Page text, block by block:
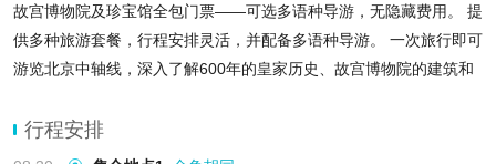
故宫博物院及珍宝馆全包门票——可选多语种导游，无隐藏费用。 提
供多种旅游套餐，行程安排灵活，并配备多语种导游。 一次旅行即可
游览北京中轴线，深入了解600年的皇家历史、故宫博物院的建筑和
行程安排